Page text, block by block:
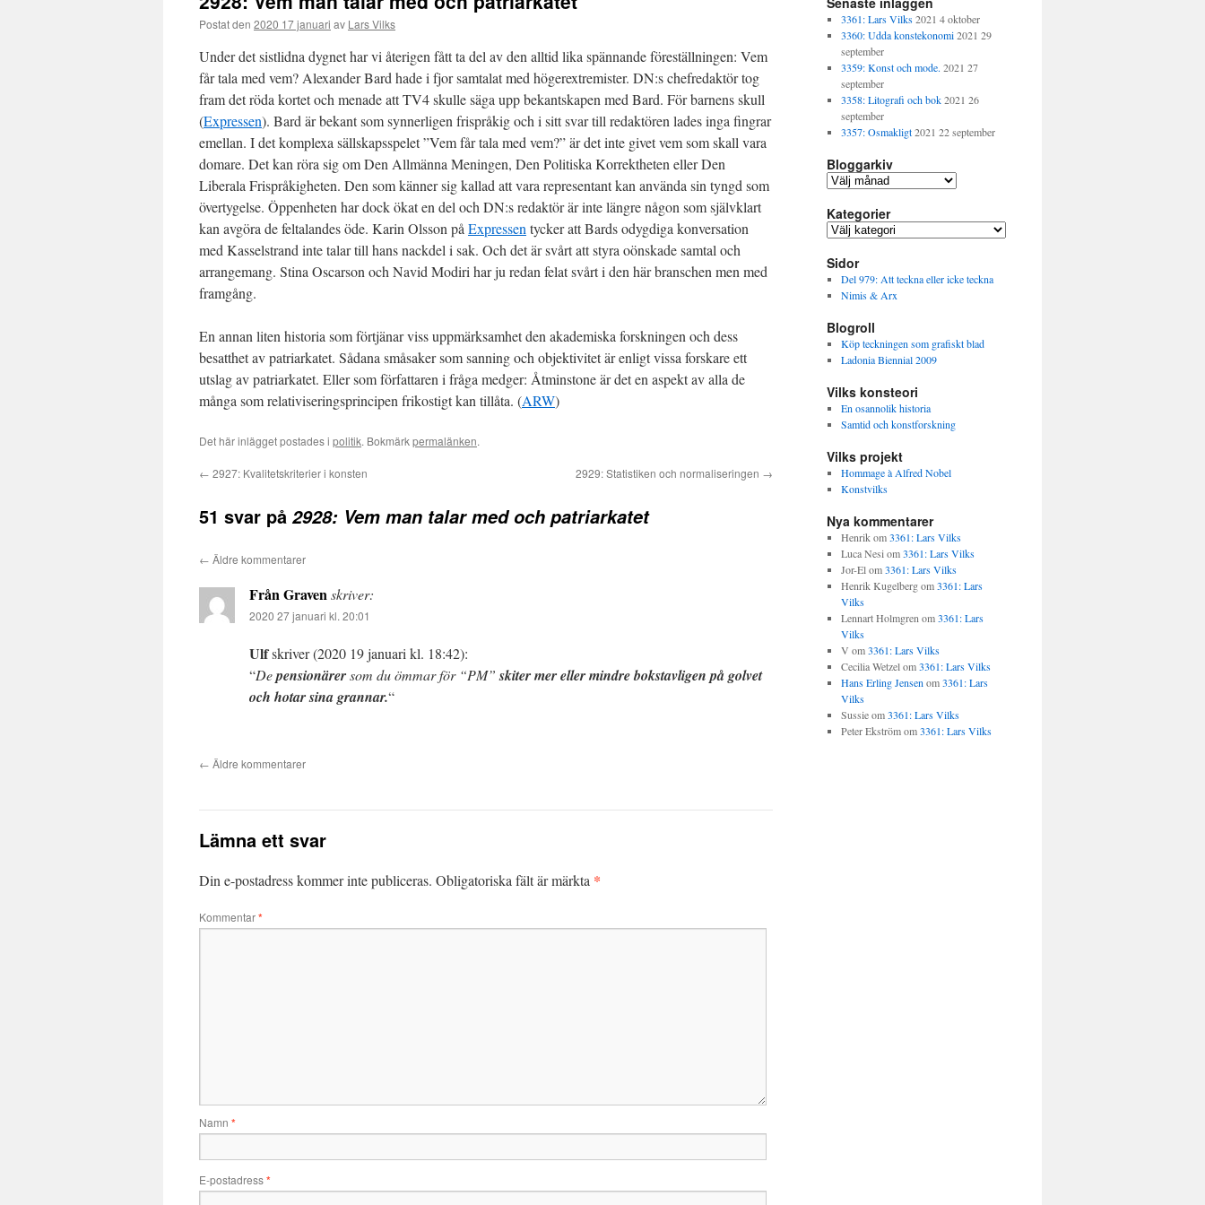
Postat den 2020 17 januari av Lars Vilks
Under det sistlidna dygnet har vi återigen fått ta del av den alltid lika spännande föreställningen: Vem
får tala med vem? Alexander Bard hade i fjor samtalat med högerextremister. DN:s chefredaktör tog
fram det röda kortet och menade att TV4 skulle säga upp bekantskapen med Bard. För barnens skull
(Expressen). Bard är bekant som synnerligen frispråkig och i sitt svar till redaktören lades inga fingrar
emellan. I det komplexa sällskapsspelet ”Vem får tala med vem?” är det inte givet vem som skall vara
domare. Det kan röra sig om Den Allmänna Meningen, Den Politiska Korrektheten eller Den
Liberala Frispråkigheten. Den som känner sig kallad att vara representant kan använda sin tyngd som
övertygelse. Öppenheten har dock ökat en del och DN:s redaktör är inte längre någon som självklart
kan avgöra de feltalandes öde. Karin Olsson på Expressen tycker att Bards odygdiga konversation
med Kasselstrand inte talar till hans nackdel i sak. Och det är svårt att styra oönskade samtal och
arrangemang. Stina Oscarson och Navid Modiri har ju redan felat svårt i den här branschen men med
framgång.
En annan liten historia som förtjänar viss uppmärksamhet den akademiska forskningen och dess
besatthet av patriarkatet. Sådana småsaker som sanning och objektivitet är enligt vissa forskare ett
utslag av patriarkatet. Eller som författaren i fråga medger: Åtminstone är det en aspekt av alla de
många som relativiseringsprincipen frikostigt kan tillåta. (ARW)
Det här inlägget postades i politik. Bokmärkpermalänken.
← 2927: Kvalitetskriterier i konsten 2929: Statistiken och normaliseringen →
51 svar på 2928: Vem man talar med och patriarkatet
← Äldre kommentarer
Från Gravenskriver:
2020 27 januari kl. 20:01
Ulfskriver (2020 19 januari kl. 18:42):
“Depensionärersom du ömmar för “PM”skiter mer eller mindre bokstavligen på golvet
och hotar sina grannar.“
← Äldre kommentarer
Lämna ett svar
Din e-postadress kommer inte publiceras. Obligatoriska fält är märkta *
Kommentar*
Namn *
E-postadress*
3361: Lars Vilks 2021 4 oktober
3360: Udda konstekonomi 2021 29
september
3359: Konst och mode. 2021 27
september
3358: Litografi och bok 2021 26
september
3357: Osmakligt 2021 22 september
Bloggarkiv
B
o
g
a
r
k
v
Kategorier
K
t
e
g
r
i
e
Sidor
Del 979: Att teckna eller icke teckna
Nimis & Arx
Blogroll
Köp teckningen som grafiskt blad
Ladonia Biennial 2009
Vilks konsteori
En osannolik historia
Samtid och konstforskning
Vilks projekt
Hommage à Alfred Nobel
Konstvilks
Nya kommentarer
Henrikom3361: Lars Vilks
Luca Nesi om3361: Lars Vilks
Jor-Elom3361: Lars Vilks
Henrik Kugelbergom3361: Lars
Vilks
Lennart Holmgren om3361: Lars
Vilks
V om3361: Lars Vilks
Cecilia Wetzelom3361: Lars Vilks
Hans Erling Jensen om3361: Lars
Vilks
Sussieom3361: Lars Vilks
Peter Ekströmom3361: Lars Vilks